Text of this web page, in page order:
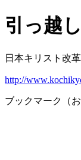
引っ越
日本キリスト改
http://
ブックマーク（